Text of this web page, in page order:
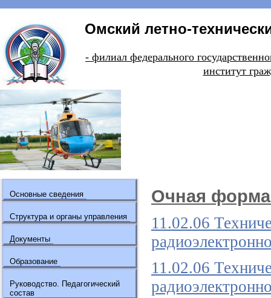
Омский летно-
- филиал федерального
институт
Основные сведения
Структура и органы управления
Документы
Образование
Руководство. Педагогический
состав
Очная
11.02.06
11.02.06